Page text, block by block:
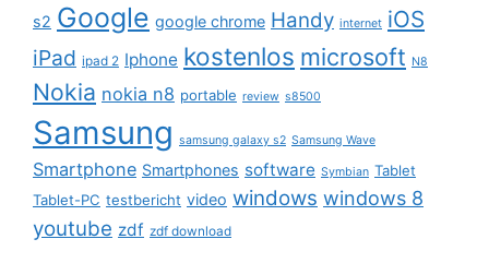
s2 Google google chrome Handy internet iOS
iPad ipad 2 Iphone kostenlos microsoft N8
Nokia nokia n8 portable review s8500
Samsung samsung galaxy s2 Samsung Wave
Smartphone Smartphones software Symbian Tablet
Tablet-PC testbericht video windows windows 8
youtube zdf zdf download